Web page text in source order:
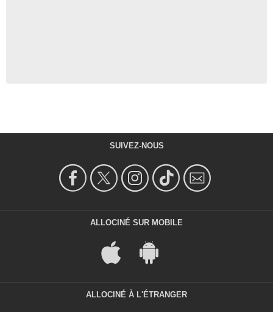
SUIVEZ-NOUS
ALLOCINÉ SUR MOBILE
ALLOCINÉ À L'ÉTRANGER